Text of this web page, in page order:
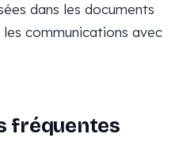
dans les documents
communications avec
fréquentes